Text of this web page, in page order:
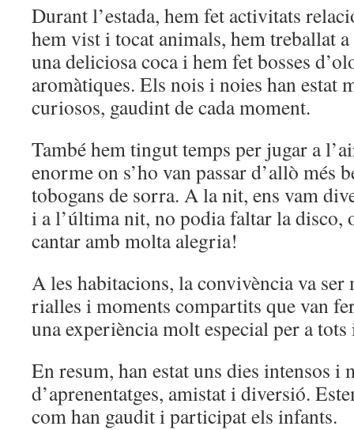
Durant l’estada, hem fet activitats
hem vist i tocat animals, hem treballat
una deliciosacocai hem fetbosses
aromàtiques. Els nois i noies han estat
curiosos, gaudint de cada moment.
També hem tingut temps per jugar a
enorme on s’ho van passar d’allò més
tobogans de sorra. A la nit, ens vam
i a l’última nit, no podia faltar ladisco,
cantar amb molta alegria!
A les habitacions, la convivència va ser
rialles i moments compartits que van
unaexperiència molt especialper a tots
En resum, han estat uns dies intensos i
d’aprenentatges, amistat i diversió.
com han gaudit i participat els infants.